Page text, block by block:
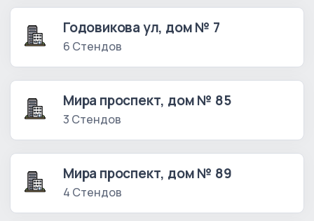
Годовикова ул, дом № 7
6 Стендов
Мира проспект, дом № 85
3 Стендов
Мира проспект, дом № 89
4 Стендов